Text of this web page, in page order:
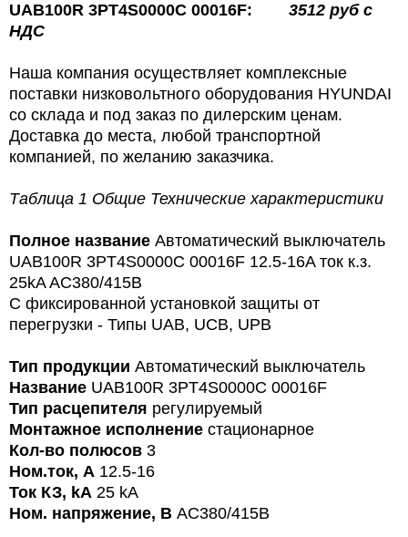
UAB100R 3PT4S0000C 00016F:
3512 руб с
НДС
Наша компания осуществляет комплексные
поставки низковольтного оборудования HYUNDAI
со склада и под заказ по дилерским ценам.
Доставка до места, любой транспортной
компанией, по желанию заказчика.
Таблица 1 Общие Технические характеристики
Полное название Автоматический выключатель
UAB100R 3PT4S0000C 00016F 12.5-16A ток к.з.
25kA AC380/415В
С фиксированной установкой защиты от
перегрузки - Типы UAB, UCB, UPB
Тип продукции Автоматический выключатель
Название UAB100R 3PT4S0000C 00016F
Тип расцепителя регулируемый
Монтажное исполнение стационарное
Кол-во полюсов 3
Ном.ток, А 12.5-16
Ток КЗ, kA 25 kA
Ном. напряжение, В AC380/415В